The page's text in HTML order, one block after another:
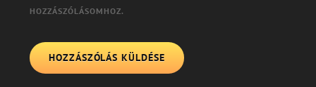
HOZZÁSZÓLÁSOMHOZ.